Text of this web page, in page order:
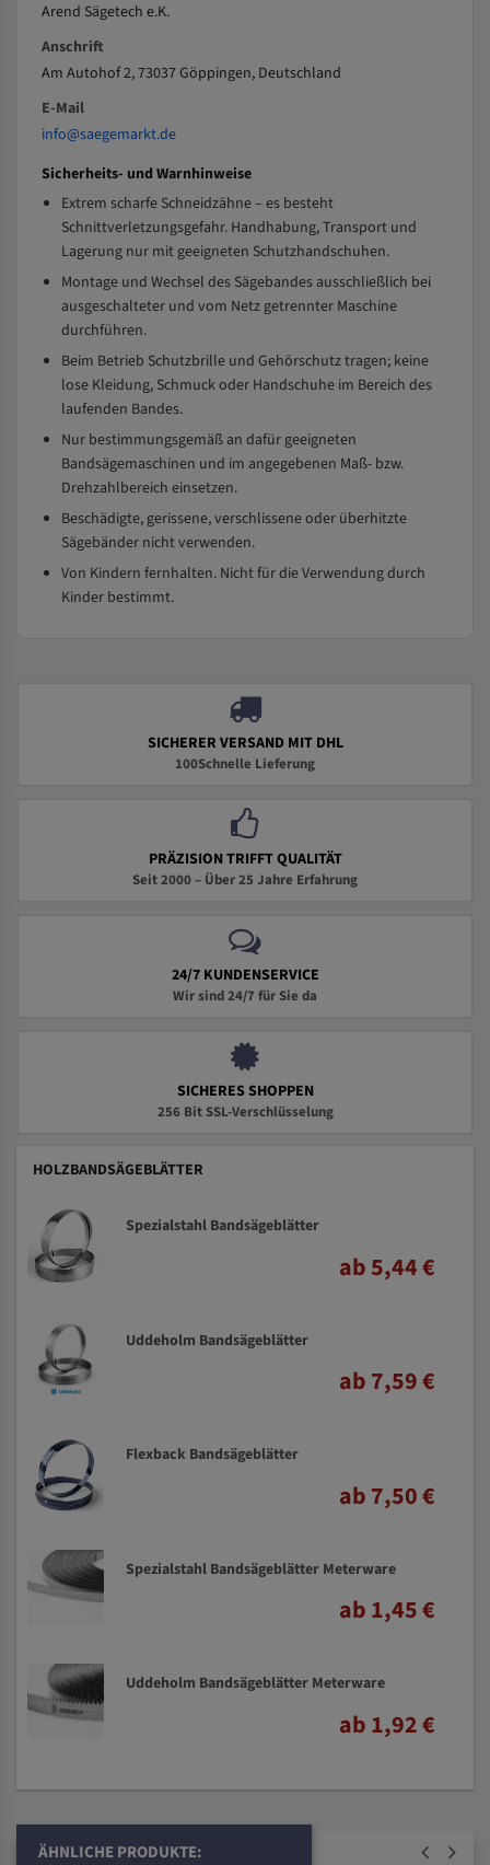
Arend Sägetech e.K.
Anschrift
Am Autohof 2, 73037 Göppingen, Deutschland
E-Mail
info@saegemarkt.de
Sicherheits- und Warnhinweise
Extrem scharfe Schneidzähne – es besteht
Schnittverletzungsgefahr. Handhabung, Transport und
Lagerung nur mit geeigneten Schutzhandschuhen.
Montage und Wechsel des Sägebandes ausschließlich bei
ausgeschalteter und vom Netz getrennter Maschine
durchführen.
Beim Betrieb Schutzbrille und Gehörschutz tragen; keine
lose Kleidung, Schmuck oder Handschuhe im Bereich des
laufenden Bandes.
Nur bestimmungsgemäß an dafür geeigneten
Bandsägemaschinen und im angegebenen Maß- bzw.
Drehzahlbereich einsetzen.
Beschädigte, gerissene, verschlissene oder überhitzte
Sägebänder nicht verwenden.
Von Kindern fernhalten. Nicht für die Verwendung durch
Kinder bestimmt.
SICHERER VERSAND MIT DHL
100Schnelle Lieferung
PRÄZISION TRIFFT QUALITÄT
Seit 2000 – Über 25 Jahre Erfahrung
24/7 KUNDENSERVICE
Wir sind 24/7 für Sie da
SICHERES SHOPPEN
256 Bit SSL-Verschlüsselung
HOLZBANDSÄGEBLÄTTER
Spezialstahl Bandsägeblätter
ab 5,44 €
Uddeholm Bandsägeblätter
ab 7,59 €
Flexback Bandsägeblätter
ab 7,50 €
Spezialstahl Bandsägeblätter Meterware
ab 1,45 €
Uddeholm Bandsägeblätter Meterware
ab 1,92 €
ÄHNLICHE PRODUKTE: